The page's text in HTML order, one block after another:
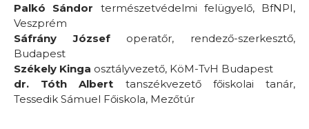
Palkó Sándor természetvédelmi felügyelő, BfNPI,
Veszprém
Sáfrány József operatőr, rendező-szerkesztő,
Budapest
Székely Kinga osztályvezető, KöM-TvH Budapest
dr. Tóth Albert tanszékvezető főiskolai tanár,
Tessedik Sámuel Főiskola, Mezőtúr